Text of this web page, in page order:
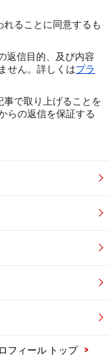
ることに同意するも
返信目的、及び内容
せん。詳しくはプラ
で取り上げることを
らの返信を保証する
フィール トップ
>